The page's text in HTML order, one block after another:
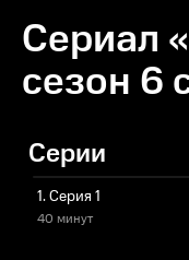
Сериал
сезон 6
Серии
1. Серия 1
40 минут